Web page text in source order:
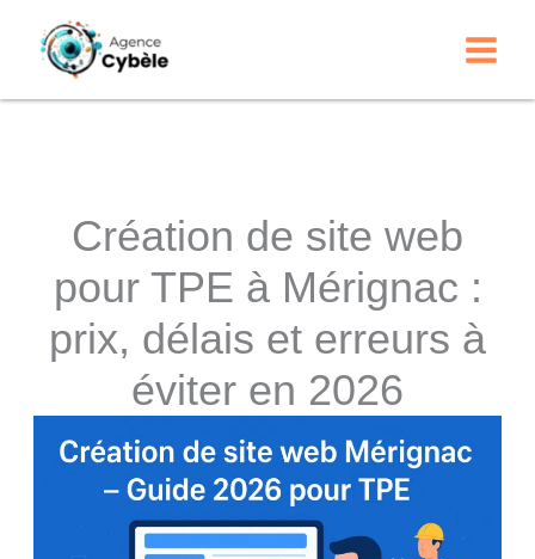
Création de site web
pour TPE à Mérignac :
prix, délais et erreurs à
éviter en 2026